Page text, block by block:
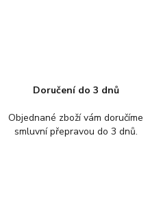
Doručení do 3 dnů
Objednané zboží vám doručíme
smluvní přepravou do 3 dnů.